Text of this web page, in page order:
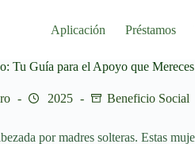
Aplicación Préstamos
Tu Guía para el Apoyo que Mereces
2025
Beneficio Social
por madres solteras. Estas